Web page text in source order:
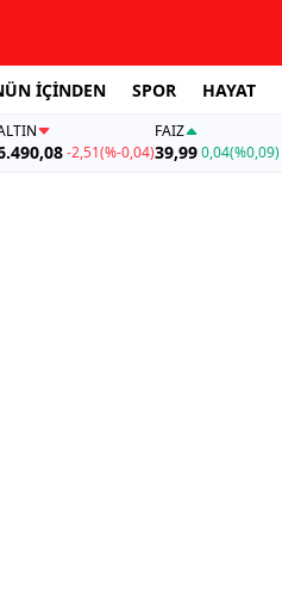
İÇİNDEN SPOR HAYAT
-2,51(%-0,04)
FAİZ
39,990,04(%0,09)